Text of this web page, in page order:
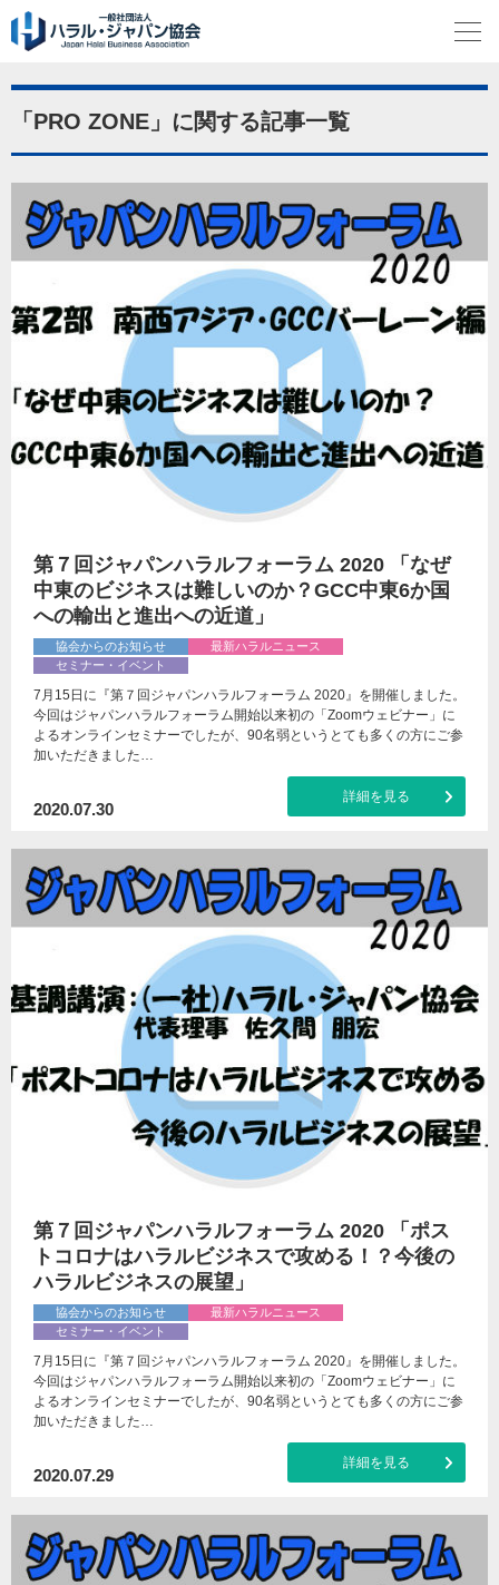
「PRO ZONE」に関する記事一覧
第７回ジャパンハラルフォーラム 2020 「なぜ
中東のビジネスは難しいのか？GCC中東6か国
への輸出と進出への近道」
協会からのお知らせ
最新ハラルニュース
セミナー・イベント
7月15日に『第７回ジャパンハラルフォーラム 2020』を開催しました。
今回はジャパンハラルフォーラム開始以来初の「Zoomウェビナー」に
よるオンラインセミナーでしたが、90名弱というとても多くの方にご参
加いただきました…
2020.07.30
詳細を見る
第７回ジャパンハラルフォーラム 2020 「ポス
トコロナはハラルビジネスで攻める！？今後の
ハラルビジネスの展望」
協会からのお知らせ
最新ハラルニュース
セミナー・イベント
7月15日に『第７回ジャパンハラルフォーラム 2020』を開催しました。
今回はジャパンハラルフォーラム開始以来初の「Zoomウェビナー」に
よるオンラインセミナーでしたが、90名弱というとても多くの方にご参
加いただきました…
2020.07.29
詳細を見る